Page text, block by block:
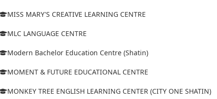
MISS MARY'S CREATIVE LEARNING CENTRE
MLC LANGUAGE CENTRE
Modern Bachelor Education Centre (Shatin)
MOMENT & FUTURE EDUCATIONAL CENTRE
MONKEY TREE ENGLISH LEARNING CENTER (CITY ONE SHATIN)